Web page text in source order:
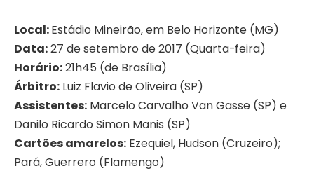
Local:Estádio Mineirão, em Belo Horizonte (MG)
Data:27 de setembro de 2017 (Quarta-feira)
Horário:21h45 (de Brasília)
Árbitro: Luiz Flavio de Oliveira (SP)
Assistentes: Marcelo Carvalho Van Gasse (SP) e
Danilo Ricardo Simon Manis (SP)
Cartões amarelos: Ezequiel, Hudson (Cruzeiro);
Pará, Guerrero (Flamengo)